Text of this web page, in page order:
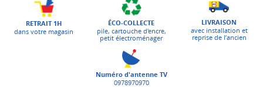
RETRAIT 1H
dans votre magasin
ÉCO-COLLECTE
pile, cartouche d'encre,
petit électroménager
LIVRAISON
avec installation et
reprise de l’ancien
Numéro d'antenne TV
0978970970